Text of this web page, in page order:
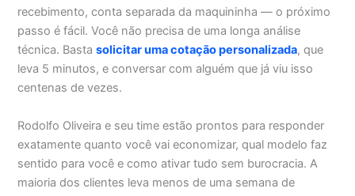
recebimento, conta separada da maquininha — o próximo
passo é fácil. Você não precisa de uma longa análise
técnica. Bastasolicitar uma cotação personalizada, que
leva 5 minutos, e conversar com alguém que já viu isso
centenas de vezes.
Rodolfo Oliveira e seu time estão prontos para responder
exatamente quanto você vai economizar, qual modelo faz
sentido para você e como ativar tudo sem burocracia. A
maioria dos clientes leva menos de uma semana de